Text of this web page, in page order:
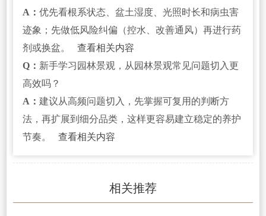
A： 优先看根系状态、盆土湿度、光照时长和病虫害
迹象；先做低风险纠偏（控水、改善通风）再进行药
剂或换盆。
查看相关内容
Q： 新手学习园林景观，从园林景观常见问题切入更
高效吗？
A： 建议从高频问题切入，先掌握可复用的判断方
法，再扩展到细分品类，这样更容易建立稳定的养护
节奏。
查看相关内容
相关推荐